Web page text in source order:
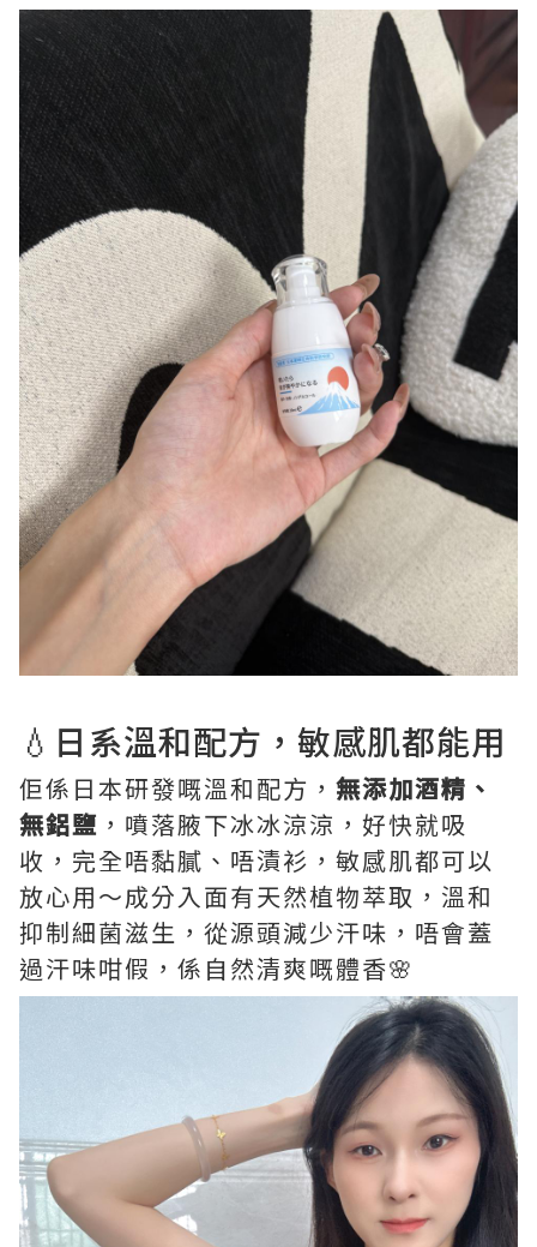
💧日系溫和配方，敏感肌都能用
佢係日本研發嘅溫和配方， 無添加酒精、
無鋁鹽 ，噴落腋下冰冰涼涼，好快就吸
收，完全唔黏膩、唔漬衫，敏感肌都可以
放心用～成分入面有天然植物萃取，溫和
抑制細菌滋生，從源頭減少汗味，唔會蓋
過汗味咁假，係自然清爽嘅體香🌸